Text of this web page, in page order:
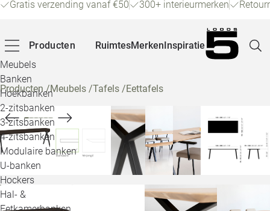
Gratis verzending vanaf €50 300+ interieurmerken
Producten
Meubels
Banken
Hoekbanken
2-zitsbanken
3-zitsbanken
4-zitsbanken
Modulaire banken
U-banken
Hockers
Hal- &
RuimtesMerkenInspiratie
Producten/Meubels /Tafels /Eettafels